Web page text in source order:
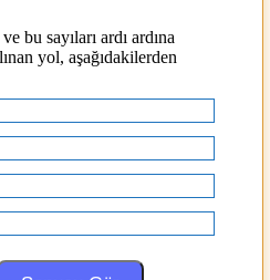
bu sayıları ardı ardına
yol, aşağıdakilerden